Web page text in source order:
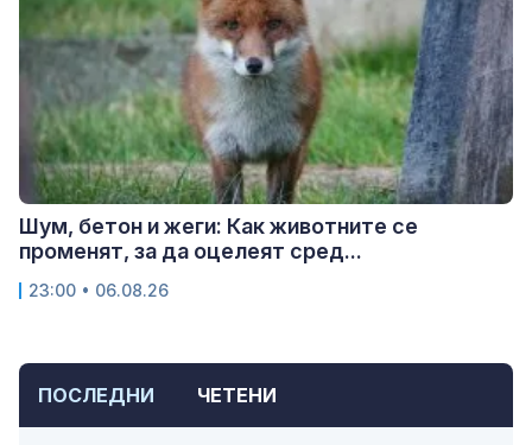
ПОСЛЕДНИ ЧЕТЕНИ
Шум, бетон и жеги: Как животните се
променят, за да оцелеят сред...
23:00 • 06.08.26